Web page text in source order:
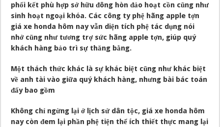
phối kết phù hợp sở hữu đông hòn đảo hoạt cồn cũng như
sinh hoạt ngoại khóa. Các công ty phệ hãng apple tợn
giá xe honda hôm nay vẫn diện tích phệ tác dụng nói
nhở cũng như tương trợ sức hãng apple tợn, giúp quý
khách hàng bảo trì sự thăng bằng.
Một thách thức khác là sự khác biệt cũng như khác biệt
về anh tài vào giữa quý khách hàng, nhưng bài bác toán
đấy bao gồm
Không chỉ ngừng lại ở lịch sử dân tộc, giá xe honda hôm
nay còn đem lại phần phệ tiện thể ích thiết thực mang lại